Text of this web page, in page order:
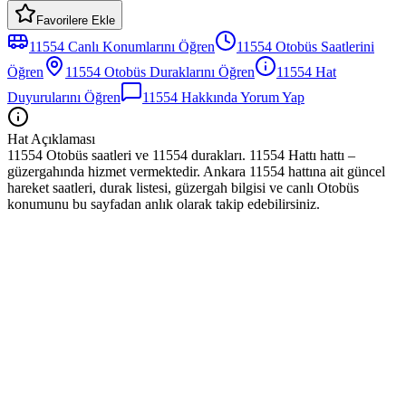
Favorilere Ekle
11554 Canlı Konumlarını Öğren 11554 Otobüs Saatlerini
Öğren
11554 Otobüs Duraklarını Öğren 11554 Hat
Duyurularını Öğren
11554 Hakkında Yorum Yap
Hat Açıklaması
11554 Otobüs saatleri ve 11554 durakları. 11554 Hattı hattı –
güzergahında hizmet vermektedir. Ankara 11554 hattına ait güncel
hareket saatleri, durak listesi, güzergah bilgisi ve canlı Otobüs
konumunu bu sayfadan anlık olarak takip edebilirsiniz.